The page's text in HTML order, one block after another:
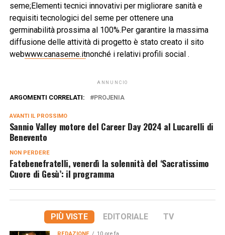
seme;Elementi tecnici innovativi per migliorare sanità e
requisiti tecnologici del seme per ottenere una
germinabilità prossima al 100%.Per garantire la massima
diffusione delle attività di progetto è stato creato il sito
webwww.canaseme.itnonché i relativi profili social .
ANNUNCIO
ARGOMENTI CORRELATI: PROJENIA
AVANTI IL ​​PROSSIMO
Sannio Valley motore del Career Day 2024 al Lucarelli di
Benevento
NON PERDERE
Fatebenefratelli, venerdì la solennità del ‘Sacratissimo
Cuore di Gesù’: il programma
PIÙ VISTE EDITORIALE TV